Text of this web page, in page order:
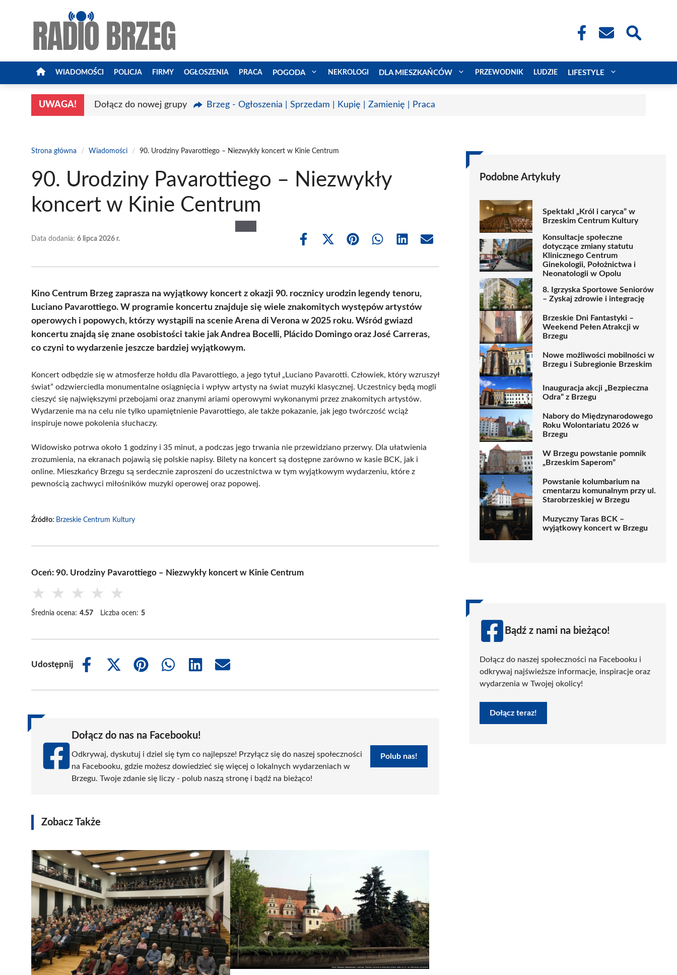
WIADOMOŚCI POLICJA FIRMY OGŁOSZENIA PRACA POGODA NEKROLOGI DLA MIESZKAŃCÓW PRZEWODNIK LUDZIE LIFESTYLE
UWAGA! Dołącz do nowej grupy Brzeg - Ogłoszenia | Sprzedam | Kupię | Zamienię | Praca
Strona główna / Wiadomości / 90. Urodziny Pavarottiego – Niezwykły koncert w Kinie Centrum
90. Urodziny Pavarottiego – Niezwykły
koncert w Kinie Centrum
Data dodania: 6 lipca 2026 r.
Share
Share
(Twitter)
Share Share Share Share
Kino Centrum Brzeg zaprasza na wyjątkowy koncert z okazji 90. rocznicy urodzin legendy tenoru,
Luciano Pavarottiego. W programie koncertu znajduje się wiele znakomitych występów artystów
operowych i popowych, którzy wystąpili na scenie Arena di Verona w 2025 roku. Wśród gwiazd
koncertu znajdą się znane osobistości takie jak Andrea Bocelli, Plácido Domingo oraz José Carreras,
co czyni to wydarzenie jeszcze bardziej wyjątkowym.
Koncert odbędzie się w atmosferze hołdu dla Pavarottiego, a jego tytuł „Luciano Pavarotti. Człowiek, który wzruszył
świat” odzwierciedla monumentalne osiągnięcia i wpływ artysty na świat muzyki klasycznej. Uczestnicy będą mogli
cieszyć się największymi przebojami oraz znanymi ariami operowymi wykonanymi przez znakomitych artystów.
Wydarzenie ma na celu nie tylko upamiętnienie Pavarottiego, ale także pokazanie, jak jego twórczość wciąż
inspiruje nowe pokolenia słuchaczy.
Widowisko potrwa około 1 godziny i 35 minut, a podczas jego trwania nie przewidziano przerwy. Dla ułatwienia
zrozumienia, na ekranach pojawią się polskie napisy. Bilety na koncert są dostępne zarówno w kasie BCK, jak i
online. Mieszkańcy Brzegu są serdecznie zaproszeni do uczestnictwa w tym wyjątkowym wydarzeniu, które z
pewnością zachwyci miłośników muzyki operowej oraz popowej.
Źródło: Brzeskie Centrum Kultury
Oceń: 90. Urodziny Pavarottiego – Niezwykły koncert w Kinie Centrum
★ ★ ★ ★ ★
Średnia ocena: 4.57 Liczba ocen: 5
Udostępnij
Share
Share
(Twitter)
Share
Share
Share
Share
Dołącz do nas na Facebooku!
Odkrywaj, dyskutuj i dziel się tym co najlepsze! Przyłącz się do naszej społeczności
na Facebooku, gdzie możesz dowiedzieć się więcej o lokalnych wydarzeniach w
Brzegu. Twoje zdanie się liczy - polub naszą stronę i bądź na bieżąco!
Polub nas!
Zobacz Także
Podobne Artykuły
Spektakl „Król i caryca” w
Brzeskim Centrum Kultury
Konsultacje społeczne
dotyczące zmiany statutu
Klinicznego Centrum
Ginekologii, Położnictwa i
Neonatologii w Opolu
8. Igrzyska Sportowe Seniorów
– Zyskaj zdrowie i integrację
Brzeskie Dni Fantastyki –
Weekend Pełen Atrakcji w
Brzegu
Nowe możliwości mobilności w
Brzegu i Subregionie Brzeskim
Inauguracja akcji „Bezpieczna
Odra” z Brzegu
Nabory do Międzynarodowego
Roku Wolontariatu 2026 w
Brzegu
W Brzegu powstanie pomnik
„Brzeskim Saperom”
Powstanie kolumbarium na
cmentarzu komunalnym przy ul.
Starobrzeskiej w Brzegu
Muzyczny Taras BCK –
wyjątkowy koncert w Brzegu
Bądź z nami na bieżąco!
Dołącz do naszej społeczności na Facebooku i
odkrywaj najświeższe informacje, inspiracje oraz
wydarzenia w Twojej okolicy!
Dołącz teraz!